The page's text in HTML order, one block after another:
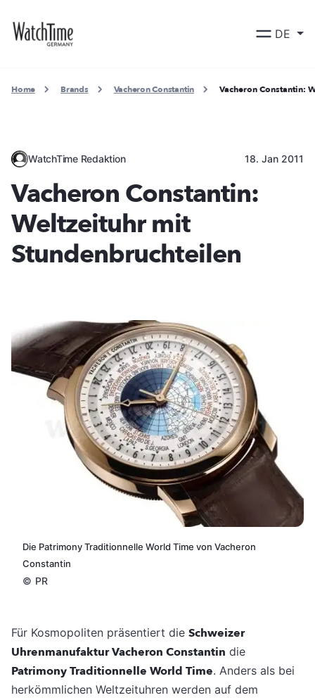
DE
Home Brands Vacheron Constantin Vacheron Constantin:
WatchTime Redaktion 18. Jan 2011
Vacheron Constantin:
Weltzeituhr mit
Stundenbruchteilen
Die Patrimony Traditionnelle World Time von Vacheron
Constantin
© PR
Für Kosmopoliten präsentiert die Schweizer
Uhrenmanufaktur Vacheron Constantin die
Patrimony Traditionnelle World Time. Anders als bei
herkömmlichen Weltzeituhren werden auf dem